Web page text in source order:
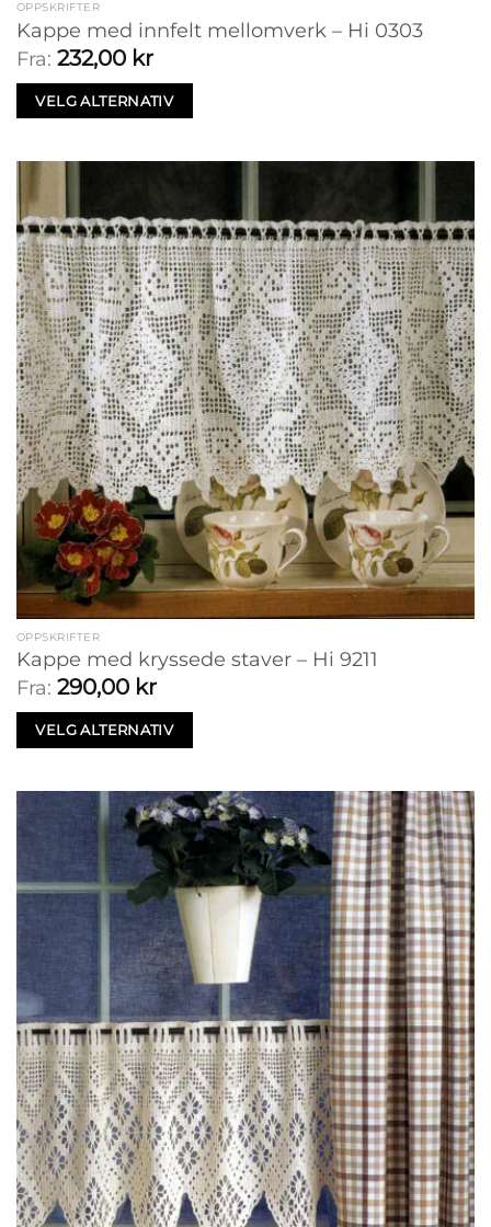
OPPSKRIFTER
Kappe med innfelt mellomverk – Hi 0303
Fra: 232,00 kr
VELG ALTERNATIV
OPPSKRIFTER
Kappe med kryssede staver – Hi 9211
Fra: 290,00 kr
VELG ALTERNATIV